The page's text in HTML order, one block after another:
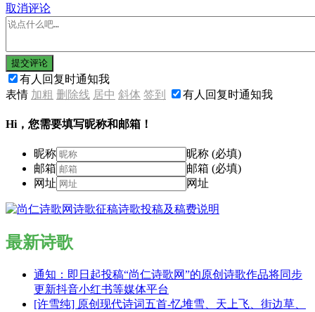
取消评论
提交评论
有人回复时通知我
表情 加粗 删除线 居中 斜体 签到 有人回复时通知我
Hi，您需要填写昵称和邮箱！
昵称
昵称 (必填)
邮箱
邮箱 (必填)
网址
网址
最新诗歌
通知：即日起投稿“尚仁诗歌网”的原创诗歌作品将同步
更新抖音小红书等媒体平台
[许雪纯] 原创现代诗词五首-忆堆雪、天上飞、街边草、